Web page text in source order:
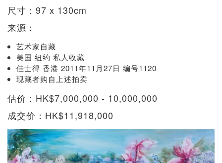
尺寸：97 x 130cm
来源：
艺术家自藏
美国 纽约 私人收藏
佳士得 香港 2011年11月27日 编号1120
现藏者购自上述拍卖
估价：HK$7,000,000 - 10,000,000
成交价：HK$11,918,000